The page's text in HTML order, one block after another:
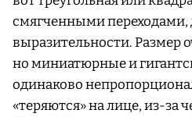
смягченными переходами,
выразительности. Размер
но миниатюрные и
одинаково
«теряются» на лице, из-за